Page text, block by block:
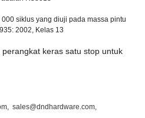
siklus yang diuji pada massa pintu
2002, Kelas 13
keras satu stop untuk
sales@dndhardware.com,